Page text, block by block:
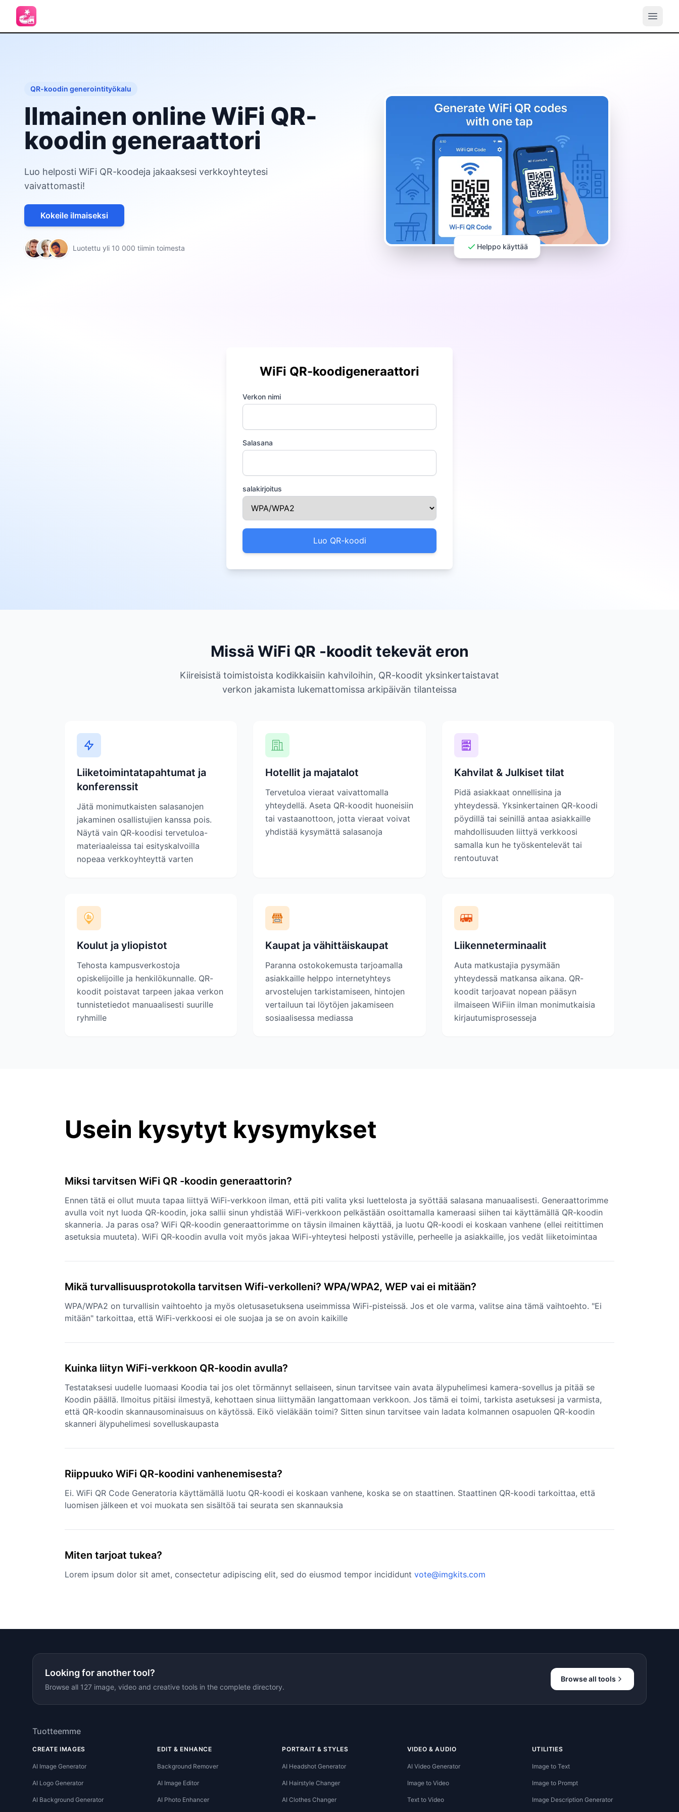
QR-koodin generointityökalu
Ilmainen online WiFi QR-
koodin generaattori
Luo helposti WiFi QR-koodeja jakaaksesi verkkoyhteytesi
vaivattomasti!
Kokeile ilmaiseksi
Luotettu yli 10 000 tiimin toimesta Helppo käyttää
WiFi QR-koodigeneraattori
Verkon nimi
Salasana
salakirjoitus
Luo QR-koodi
Missä WiFi QR -koodit tekevät eron
Kiireisistä toimistoista kodikkaisiin kahviloihin, QR-koodit yksinkertaistavat
verkon jakamista lukemattomissa arkipäivän tilanteissa
Liiketoimintatapahtumat ja
konferenssit
Jätä monimutkaisten salasanojen
jakaminen osallistujien kanssa pois.
Näytä vain QR-koodisi tervetuloa-
materiaaleissa tai esityskalvoilla
nopeaa verkkoyhteyttä varten
Hotellit ja majatalot
Tervetuloa vieraat vaivattomalla
yhteydellä. Aseta QR-koodit huoneisiin
tai vastaanottoon, jotta vieraat voivat
yhdistää kysymättä salasanoja
Kahvilat & Julkiset tilat
Pidä asiakkaat onnellisina ja
yhteydessä. Yksinkertainen QR-koodi
pöydillä tai seinillä antaa asiakkaille
mahdollisuuden liittyä verkkoosi
samalla kun he työskentelevät tai
rentoutuvat
Koulut ja yliopistot
Tehosta kampusverkostoja
opiskelijoille ja henkilökunnalle. QR-
koodit poistavat tarpeen jakaa verkon
tunnistetiedot manuaalisesti suurille
ryhmille
Kaupat ja vähittäiskaupat
Paranna ostokokemusta tarjoamalla
asiakkaille helppo internetyhteys
arvostelujen tarkistamiseen, hintojen
vertailuun tai löytöjen jakamiseen
sosiaalisessa mediassa
Liikenneterminaalit
Auta matkustajia pysymään
yhteydessä matkansa aikana. QR-
koodit tarjoavat nopean pääsyn
ilmaiseen WiFiin ilman monimutkaisia
kirjautumisprosesseja
Usein kysytyt kysymykset
Miksi tarvitsen WiFi QR -koodin generaattorin?
Ennen tätä ei ollut muuta tapaa liittyä WiFi-verkkoon ilman, että piti valita yksi luettelosta ja syöttää salasana manuaalisesti. Generaattorimme
avulla voit nyt luoda QR-koodin, joka sallii sinun yhdistää WiFi-verkkoon pelkästään osoittamalla kameraasi siihen tai käyttämällä QR-koodin
skanneria. Ja paras osa? WiFi QR-koodin generaattorimme on täysin ilmainen käyttää, ja luotu QR-koodi ei koskaan vanhene (ellei reitittimen
asetuksia muuteta). WiFi QR-koodin avulla voit myös jakaa WiFi-yhteytesi helposti ystäville, perheelle ja asiakkaille, jos vedät liiketoimintaa
Mikä turvallisuusprotokolla tarvitsen Wifi-verkolleni? WPA/WPA2, WEP vai ei mitään?
WPA/WPA2 on turvallisin vaihtoehto ja myös oletusasetuksena useimmissa WiFi-pisteissä. Jos et ole varma, valitse aina tämä vaihtoehto. "Ei
mitään" tarkoittaa, että WiFi-verkkoosi ei ole suojaa ja se on avoin kaikille
Kuinka liityn WiFi-verkkoon QR-koodin avulla?
Testataksesi uudelle luomaasi Koodia tai jos olet törmännyt sellaiseen, sinun tarvitsee vain avata älypuhelimesi kamera-sovellus ja pitää se
Koodin päällä. Ilmoitus pitäisi ilmestyä, kehottaen sinua liittymään langattomaan verkkoon. Jos tämä ei toimi, tarkista asetuksesi ja varmista,
että QR-koodin skannausominaisuus on käytössä. Eikö vieläkään toimi? Sitten sinun tarvitsee vain ladata kolmannen osapuolen QR-koodin
skanneri älypuhelimesi sovelluskaupasta
Riippuuko WiFi QR-koodini vanhenemisesta?
Ei. WiFi QR Code Generatoria käyttämällä luotu QR-koodi ei koskaan vanhene, koska se on staattinen. Staattinen QR-koodi tarkoittaa, että
luomisen jälkeen et voi muokata sen sisältöä tai seurata sen skannauksia
Miten tarjoat tukea?
Lorem ipsum dolor sit amet, consectetur adipiscing elit, sed do eiusmod tempor incididunt vote@imgkits.com
Looking for another tool?
Browse all 127 image, video and creative tools in the complete directory.
Browse all tools
Tuotteemme
CREATE IMAGES
AI Image Generator
AI Logo Generator
AI Background Generator
EDIT & ENHANCE
Background Remover
AI Image Editor
AI Photo Enhancer
PORTRAIT & STYLES
AI Headshot Generator
AI Hairstyle Changer
AI Clothes Changer
VIDEO & AUDIO
AI Video Generator
Image to Video
Text to Video
UTILITIES
Image to Text
Image to Prompt
Image Description Generator